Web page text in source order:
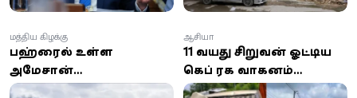
பஹ்ரைனில் உள்ள
அமேசான்
தரவுத்தளத்தின் மீது
மத்திய கிழக்கு
11 வயது சிறுவன் ஓட்டிய
கெப் ரக வாகனம்
பௌத்தத் துறவிகள்
ஆசியா